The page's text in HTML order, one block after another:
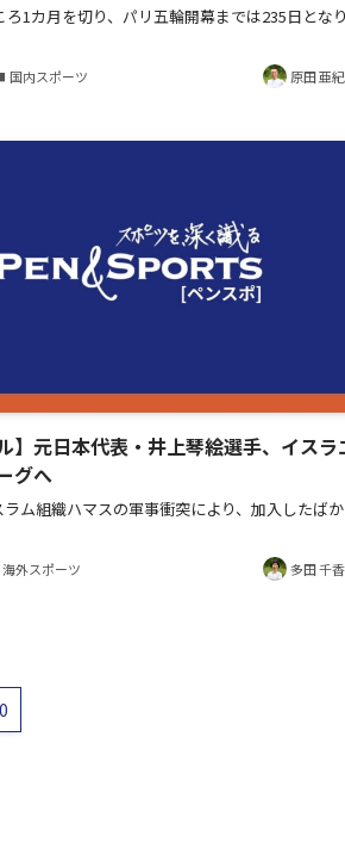
ろ1カ月を切り、パリ五輪開幕までは235日とな
国内スポーツ 原田 亜
】元日本代表・井上琴絵選手、イスラ
グへ
ム組織ハマスの軍事衝突により、加入したばか
海外スポーツ 多田 千